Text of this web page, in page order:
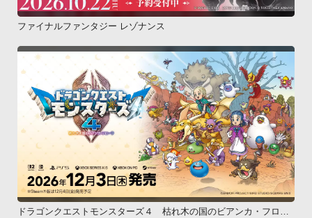
ファイナルファンタジー レゾナンス
ドラゴンクエストモンスターズ４ 枯れ木の国のビアンカ・フロー